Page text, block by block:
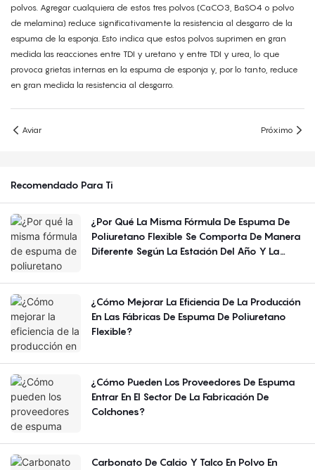
polvos. Agregar cualquiera de estos tres polvos (CaCO3, BaSO4 o polvo
de melamina) reduce significativamente la resistencia al desgarro de la
espuma de la esponja. Esto indica que estos polvos suprimen en gran
medida las reacciones entre TDI y uretano y entre TDI y urea, lo que
provoca grietas internas en la espuma de esponja y, por lo tanto, reduce
en gran medida la resistencia al desgarro.
Aviar Próximo
Recomendado Para Ti
¿Por Qué La Misma Fórmula De Espuma De
Poliuretano Flexible Se Comporta De Manera
Diferente Según La Estación Del Año Y La
¿Cómo Mejorar La Eficiencia De La Producción
En Las Fábricas De Espuma De Poliuretano
Flexible?
¿Cómo Pueden Los Proveedores De Espuma
Entrar En El Sector De La Fabricación De
Colchones?
Carbonato De Calcio Y Talco En Polvo En